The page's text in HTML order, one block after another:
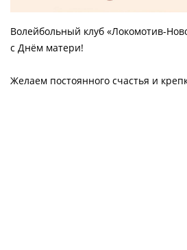
Волейбольный клуб «Локомотив-
с Днём матери!
Желаем постоянного счастья и